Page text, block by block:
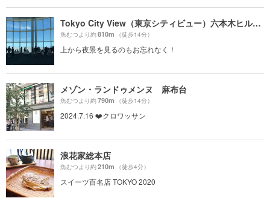
Tokyo City View（東京シティビュー）六本木ヒルズ展望台
魚むつより約810m （徒歩14分）
上から夜景を見るのもお忘れなく！
メゾン・ランドゥメンヌ 麻布台
魚むつより約790m （徒歩14分）
2024.7.16 ❤️クロワッサン
浪花家総本店
魚むつより約210m （徒歩4分）
スイーツ百名店 TOKYO 2020